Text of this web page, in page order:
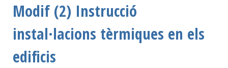
Modif (2) Instrucció
instal·lacions tèrmiques en els
edificis